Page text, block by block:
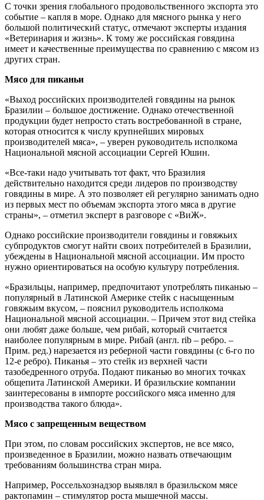
С точки зрения глобального продовольственного экспорта это
событие – капля в море. Однако для мясного рынка у него
большой политический статус, отмечают эксперты издания
«Ветеринария и жизнь». К тому же российская говядина
имеет и качественные преимущества по сравнению с мясом из
других стран.
Мясо для пиканьи
«Выход российских производителей говядины на рынок
Бразилии – большое достижение. Однако отечественной
продукции будет непросто стать востребованной в стране,
которая относится к числу крупнейших мировых
производителей мяса», – уверен руководитель исполкома
Национальной мясной ассоциации Сергей Юшин.
«Все-таки надо учитывать тот факт, что Бразилия
действительно находится среди лидеров по производству
говядины в мире. А это позволяет ей регулярно занимать одно
из первых мест по объемам экспорта этого мяса в другие
страны», – отметил эксперт в разговоре с «ВиЖ».
Однако российские производители говядины и говяжьих
субпродуктов смогут найти своих потребителей в Бразилии,
убеждены в Национальной мясной ассоциации. Им просто
нужно ориентироваться на особую культуру потребления.
«Бразильцы, например, предпочитают употреблять пиканью –
популярный в Латинской Америке стейк с насыщенным
говяжьим вкусом, – пояснил руководитель исполкома
Национальной мясной ассоциации. – Причем этот вид стейка
они любят даже больше, чем рибай, который считается
наиболее популярным в мире. Рибай (англ. rib – ребро. –
Прим. ред.) нарезается из реберной части говядины (с 6-го по
12-е ребро). Пиканья – это стейк из верхней части
тазобедренного отруба. Подают пиканью во многих точках
общепита Латинской Америки. И бразильские компании
заинтересованы в импорте российского мяса именно для
производства такого блюда».
Мясо с запрещенным веществом
При этом, по словам российских экспертов, не все мясо,
произведенное в Бразилии, можно назвать отвечающим
требованиям большинства стран мира.
Например, Россельхознадзор выявлял в бразильском мясе
рактопамин – стимулятор роста мышечной массы.